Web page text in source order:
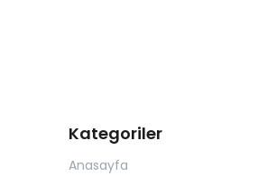
Kategoriler
Anasayfa